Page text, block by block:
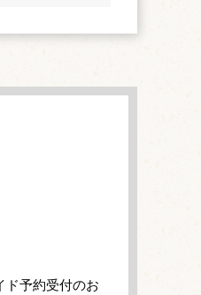
ド予約受付のお